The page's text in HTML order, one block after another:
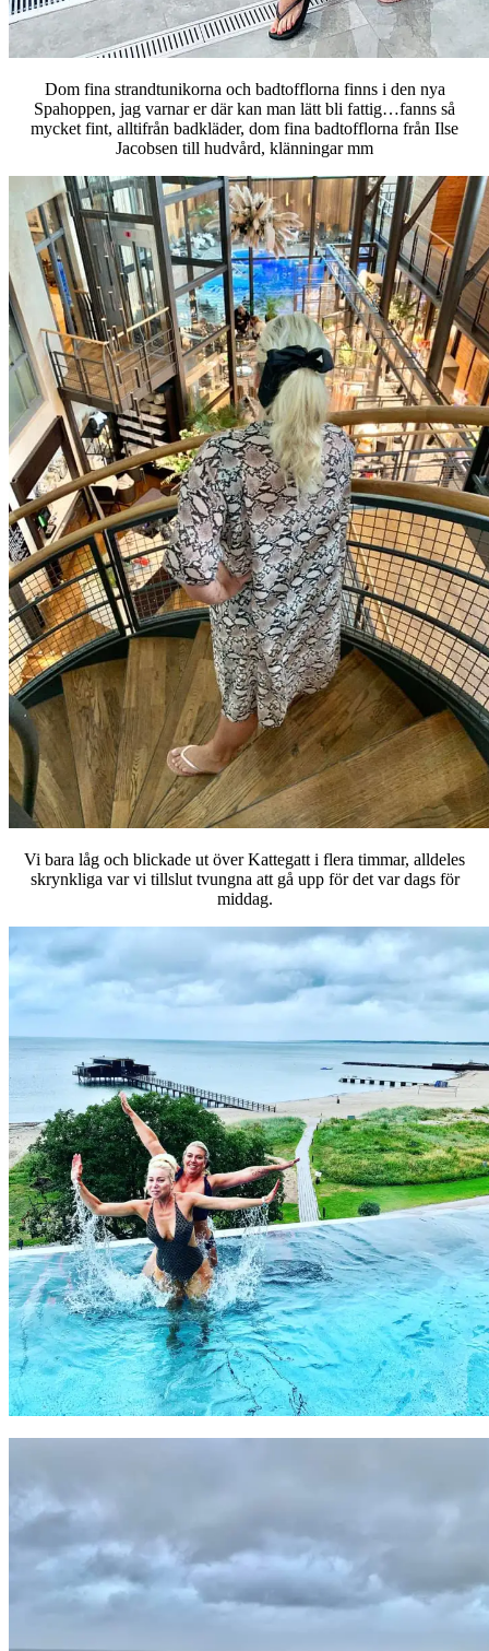
Dom fina strandtunikorna och badtofflorna finns i den nya
Spahoppen, jag varnar er där kan man lätt bli fattig…fanns så
mycket fint, alltifrån badkläder, dom fina badtofflorna från Ilse
Jacobsen till hudvård, klänningar mm
Vi bara låg och blickade ut över Kattegatt i flera timmar, alldeles
skrynkliga var vi tillslut tvungna att gå upp för det var dags för
middag.